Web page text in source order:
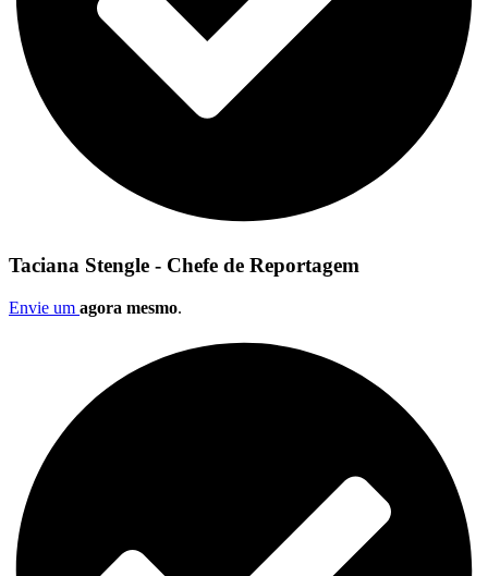
Taciana Stengle - Chefe de Reportagem
Envie um agora mesmo.